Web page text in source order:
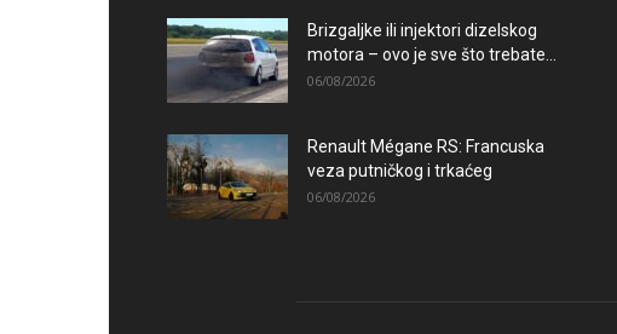
Brizgaljke ili injektori dizelskog
motora – ovo je sve što trebate...
06/08/2026
Renault Mégane RS: Francuska
veza putničkog i trkaćeg
06/08/2026